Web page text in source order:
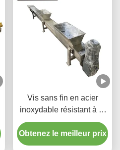
Vis sans fin en acier
inoxydable résistant à la
chaleur avec longueur
personnalisée pour le
transport de ciment et de
Obtenez le meilleur prix